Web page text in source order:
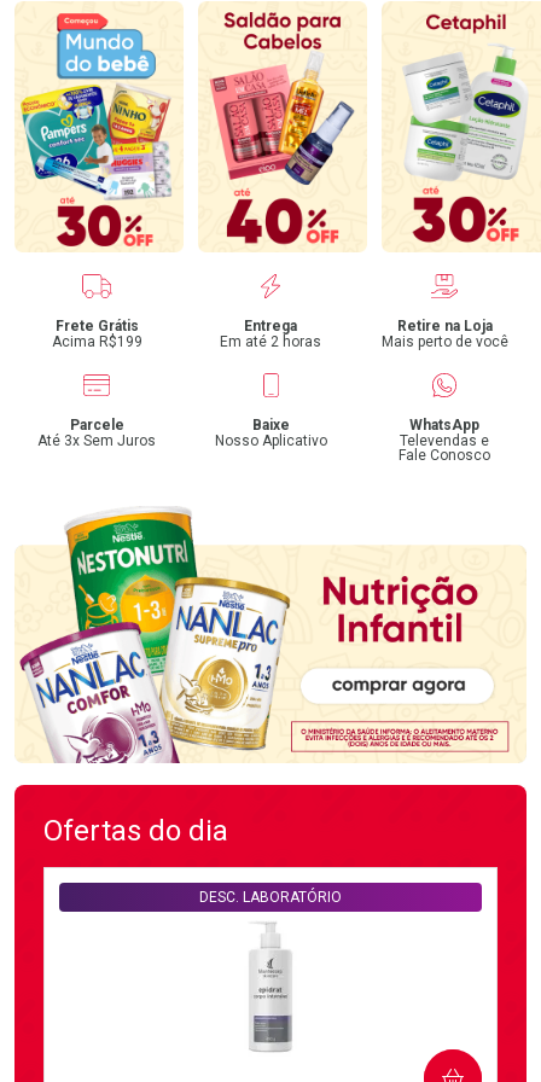
Benefícios
Frete Grátis
Acima R$199
Entrega
Em até 2 horas
Retire na Loja
Mais perto de você
Parcele
Até 3x Sem Juros
Baixe
Nosso Aplicativo
WhatsApp
Televendas e
Fale Conosco
Ofertas do dia
DESC. LABORATÓRIO
COMPRAR